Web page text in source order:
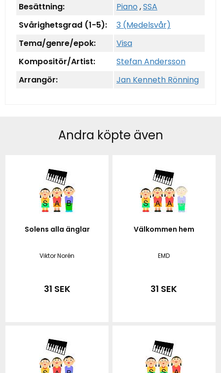
Besättning: Piano ,SSA
Svårighetsgrad (1-5):
3 (Medelsvår)
Tema/genre/epok:
Visa
Kompositör/Artist:
Stefan Andersson
Arrangör:
Jan Kenneth Rönning
Andra köpte även
Solens alla änglar
Viktor Norén
31 SEK
Välkommen hem
EMD
31 SEK